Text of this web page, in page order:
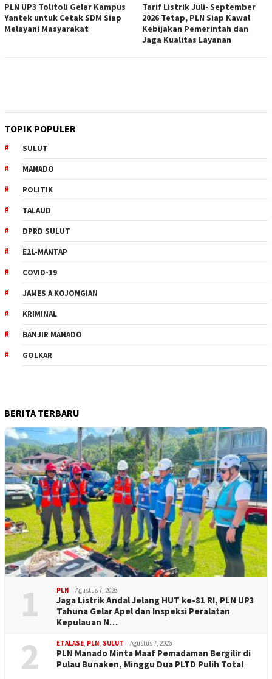
PLN UP3 Tolitoli Gelar Kampus
Yantek untuk Cetak SDM Siap
Melayani Masyarakat
Tarif Listrik Juli- September
2026 Tetap, PLN Siap Kawal
Kebijakan Pemerintah dan
Jaga Kualitas Layanan
TOPIK POPULER
SULUT
MANADO
POLITIK
TALAUD
DPRD SULUT
E2L-MANTAP
COVID-19
JAMES A KOJONGIAN
KRIMINAL
BANJIR MANADO
GOLKAR
BERITA TERBARU
1 PLN Agustus 7, 2026
Jaga Listrik Andal Jelang HUT ke-81 RI, PLN UP3
Tahuna Gelar Apel dan Inspeksi Peralatan
Kepulauan N…
2 ETALASE, PLN, SULUT Agustus 7, 2026
PLN Manado Minta Maaf Pemadaman Bergilir di
Pulau Bunaken, Minggu Dua PLTD Pulih Total